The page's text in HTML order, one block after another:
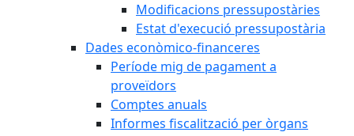
Modificacions pressupostàries
Estat d'execució pressupostària
Dades econòmico-financeres
Període mig de pagament a
proveïdors
Comptes anuals
Informes fiscalització per òrgans